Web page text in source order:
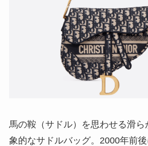
馬の鞍（サドル）を思わせる滑ら
象的なサドルバッグ。2000年前